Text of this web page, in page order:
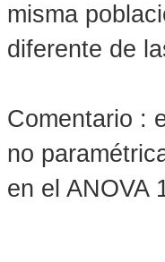
misma
diferente de
Comentario :
no
en el ANOVA